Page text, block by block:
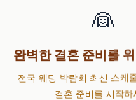
습니다.
👰
완벽한 결혼 준비를
전국 웨딩 박람회 최신 스케
결혼 준비를 시작하